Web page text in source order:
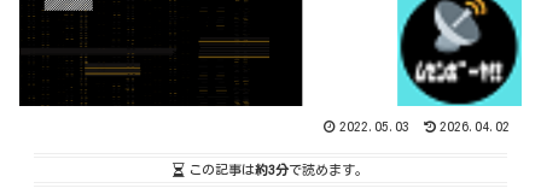
2022.05.03 2026.04.02
この記事は約3分で読めます。